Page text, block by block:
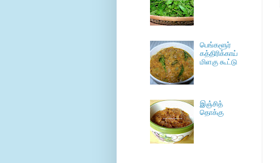
பெங்களூர்
கத்திரிக்காய்
மிளகு கூட்டு
இஞ்சித்
தொக்கு